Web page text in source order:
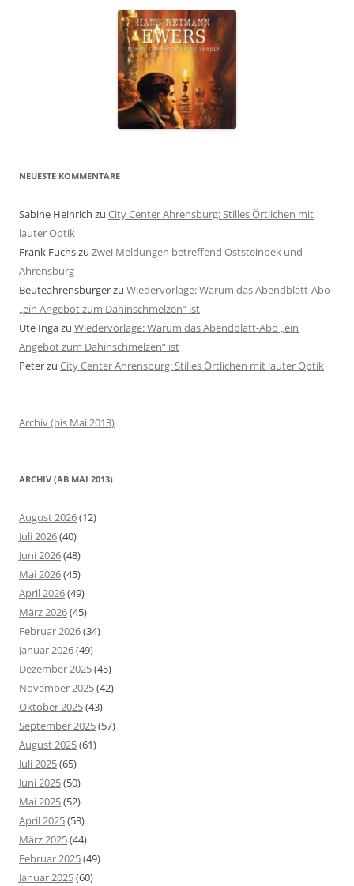
NEUESTE KOMMENTARE
Sabine Heinrich zu City Center Ahrensburg: Stilles Örtlichen mit
lauter Optik
Frank Fuchszu Zwei Meldungen betreffend Oststeinbek und
Ahrensburg
Beuteahrensburgerzu Wiedervorlage: Warum das Abendblatt-Abo
„ein Angebot zum Dahinschmelzen“ ist
Ute Ingazu Wiedervorlage: Warum das Abendblatt-Abo „ein
Angebot zum Dahinschmelzen“ ist
Peterzu City Center Ahrensburg: Stilles Örtlichen mit lauter Optik
Archiv (bis Mai 2013)
ARCHIV (AB MAI 2013)
August 2026(12)
Juli 2026(40)
Juni 2026(48)
Mai 2026(45)
April 2026(49)
März 2026(45)
Februar 2026(34)
Januar 2026(49)
Dezember 2025(45)
November 2025(42)
Oktober 2025(43)
September 2025(57)
August 2025(61)
Juli 2025(65)
Juni 2025(50)
Mai 2025(52)
April 2025(53)
März 2025(44)
Februar 2025(49)
Januar 2025(60)